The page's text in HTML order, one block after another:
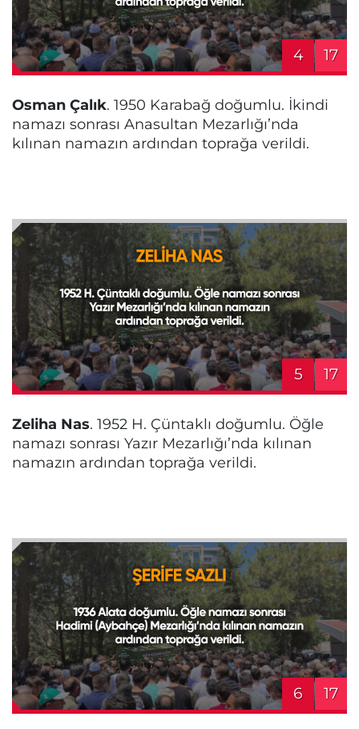
4 17
Osman Çalık. 1950 Karabağ doğumlu. İkindi
namazı sonrası Anasultan Mezarlığı’nda
kılınan namazın ardından toprağa verildi.
5 17
Zeliha Nas. 1952 H. Çüntaklı doğumlu. Öğle
namazı sonrası Yazır Mezarlığı’nda kılınan
namazın ardından toprağa verildi.
6 17